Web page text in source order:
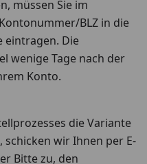
müssen Sie im
BLZ in die
eintragen. Die
wenige Tage nach der
Konto.
die Variante
schicken wir Ihnen per E-
Bitte zu, den